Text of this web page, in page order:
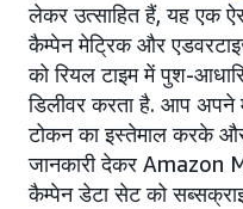
लेकर उत्साहित हैं, यह एक
कैम्पेन मेट्रिक और
को रियल टाइम में पुश-
डिलीवर करता है. आप अपने
टोकन का इस्तेमाल करके
जानकारी देकर Amazon
कैम्पेन डेटा सेट को